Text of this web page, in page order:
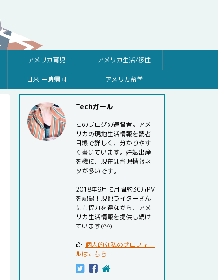
アメリカ育児 アメリカ生活/移住
日米 一時帰国 アメリカ留学
Techガール
このブログの運営者。アメ
リカの現地生活情報を読者
目線で詳しく、分かりやす
く書いています。妊娠出産
を機に、現在は育児情報ネ
タが多いです。
2018年9月に月間約30万PV
を記録！現地ライターさん
にも協力を得ながら、アメ
リカ生活情報を提供し続け
ています(^^)
個人的な私のプロフィー
ルはこちら